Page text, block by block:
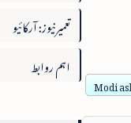
Modi
تعمیرنیوز: آرکائیو
اہم روابط